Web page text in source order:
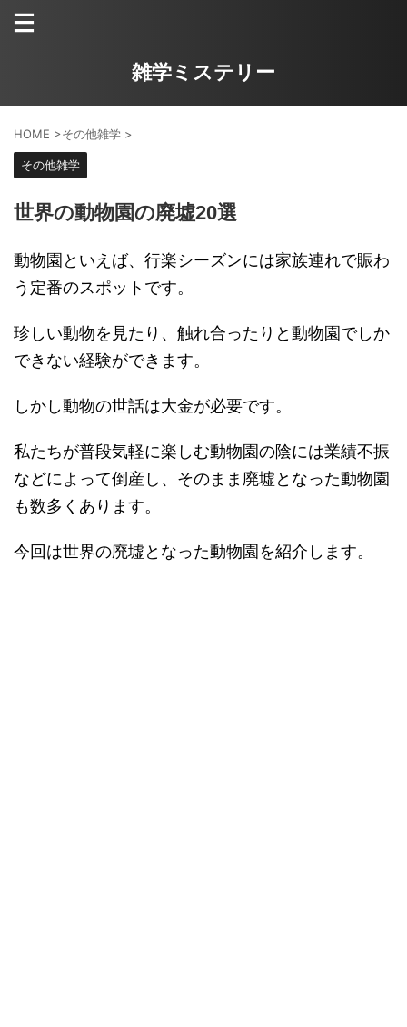
雑学ミステリー
HOME >その他雑学 >
その他雑学
世界の動物園の廃墟20選
動物園といえば、行楽シーズンには家族連れで賑わ
う定番のスポットです。
珍しい動物を見たり、触れ合ったりと動物園でしか
できない経験ができます。
しかし動物の世話は大金が必要です。
私たちが普段気軽に楽しむ動物園の陰には業績不振
などによって倒産し、そのまま廃墟となった動物園
も数多くあります。
今回は世界の廃墟となった動物園を紹介します。